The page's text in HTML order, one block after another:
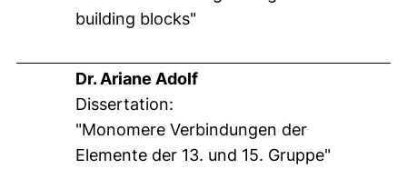
building blocks"
Dr. Ariane Adolf
Dissertation:
"Monomere Verbindungen der
Elemente der 13. und 15. Gruppe"